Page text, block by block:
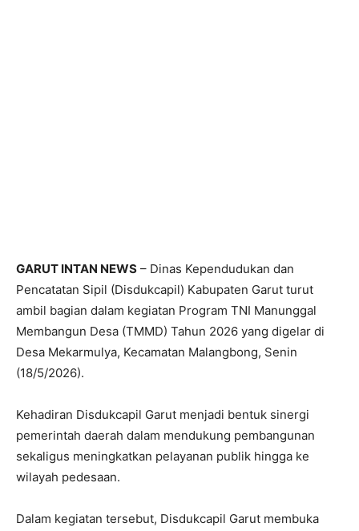
GARUT INTAN NEWS – Dinas Kependudukan dan
Pencatatan Sipil (Disdukcapil) Kabupaten Garut turut
ambil bagian dalam kegiatan Program TNI Manunggal
Membangun Desa (TMMD) Tahun 2026 yang digelar di
Desa Mekarmulya, Kecamatan Malangbong, Senin
(18/5/2026).
Kehadiran Disdukcapil Garut menjadi bentuk sinergi
pemerintah daerah dalam mendukung pembangunan
sekaligus meningkatkan pelayanan publik hingga ke
wilayah pedesaan.
Dalam kegiatan tersebut, Disdukcapil Garut membuka